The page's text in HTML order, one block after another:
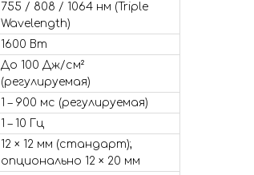
755 / 808 / 1064 нм (Triple
Wavelength)
1600 Вт
До 100 Дж/см²
(регулируемая)
1 – 900 мс (регулируемая)
1 – 10 Гц
12 × 12 мм (стандарт);
опционально 12 × 20 мм